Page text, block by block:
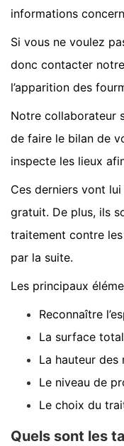
informations
Si vous ne voulez
donc contacter
l’apparition des
Notre collaborateur
de faire le bilan de
inspecte les lieux
Ces derniers vont
gratuit. De plus, ils
traitement contre
par la suite.
Les principaux
Reconnaître
La surface
La hauteur des
Le niveau de
Le choix du
Quels sont les